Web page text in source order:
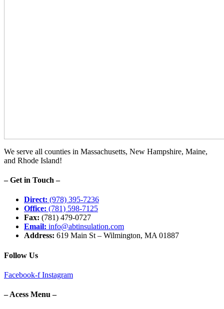
We serve all counties in Massachusetts, New Hampshire, Maine,
and Rhode Island!
– Get in Touch –
Direct: (978) 395-7236
Office: (781) 598-7125
Fax: (781) 479-0727
Email: info@abtinsulation.com
Address: 619 Main St – Wilmington, MA 01887
Follow Us
Facebook-f Instagram
– Acess Menu –